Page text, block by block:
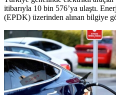
itibarıyla 10 bin 576’ya ulaştı.
(EPDK) üzerinden alınan bilgiye